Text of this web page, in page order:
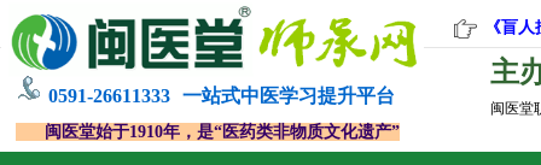
0591-26611333 一站式中医学习提升平台
闽医堂始于1910年，是“医药类非物质文化遗产”
《盲
主
闽医堂